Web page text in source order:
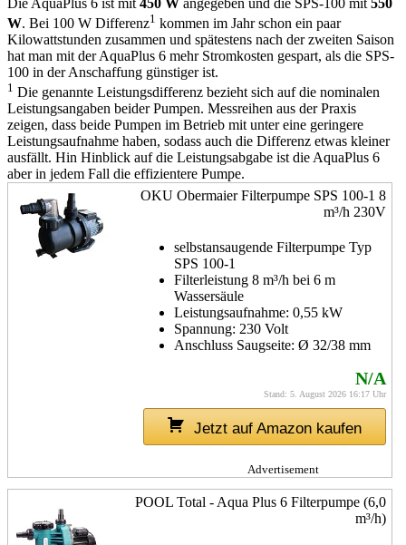
W. Bei 100 W Differenz1 kommen im Jahr schon ein paar
Kilowattstunden zusammen und spätestens nach der zweiten Saison
hat man mit der AquaPlus 6 mehr Stromkosten gespart, als die SPS-
100 in der Anschaffung günstiger ist.
1 Die genannte Leistungsdifferenz bezieht sich auf die nominalen
Leistungsangaben beider Pumpen. Messreihen aus der Praxis
zeigen, dass beide Pumpen im Betrieb mit unter eine geringere
Leistungsaufnahme haben, sodass auch die Differenz etwas kleiner
ausfällt. Hin Hinblick auf die Leistungsabgabe ist die AquaPlus 6
aber in jedem Fall die effizientere Pumpe.
OKU Obermaier Filterpumpe SPS 100-1 8
m³/h 230V
selbstansaugende Filterpumpe Typ
SPS 100-1
Filterleistung 8 m³/h bei 6 m
Wassersäule
Leistungsaufnahme: 0,55 kW
Spannung: 230 Volt
Anschluss Saugseite: Ø 32/38 mm
N/A
Stand: 5. August 2026 16:17 Uhr
Jetzt auf Amazon kaufen
Advertisement
POOL Total - Aqua Plus 6 Filterpumpe (6,0
m³/h)